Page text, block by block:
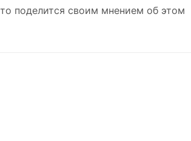
поделится своим мнением об этом